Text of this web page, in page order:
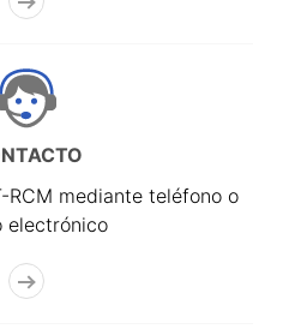
RCM mediante teléfono o
electrónico